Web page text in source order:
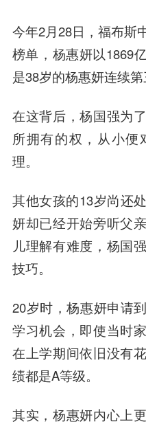
今年2月28日，福布斯
榜单，杨惠妍以1869
是38岁的杨惠妍连续第
在这背后，杨国强为
所拥有的权，从小便
理。
其他女孩的13岁尚还
妍却已经开始旁听父
儿理解有难度，杨国
技巧。
20岁时，杨惠妍申请
学习机会，即使当时
在上学期间依旧没有
绩都是A等级。
其实，杨惠妍内心上